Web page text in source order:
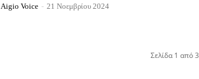
Aigio Voice - 21 Νοεμβρίου 2024
Σελίδα 1 από 3